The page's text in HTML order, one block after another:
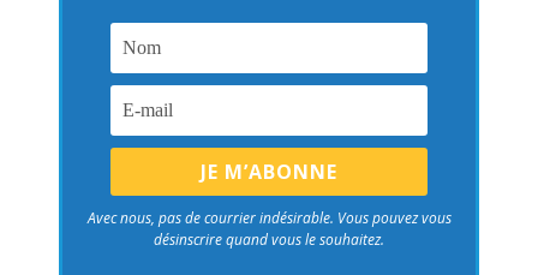
Avec nous, pas de courrier indésirable. Vous pouvez vous
désinscrire quand vous le souhaitez.